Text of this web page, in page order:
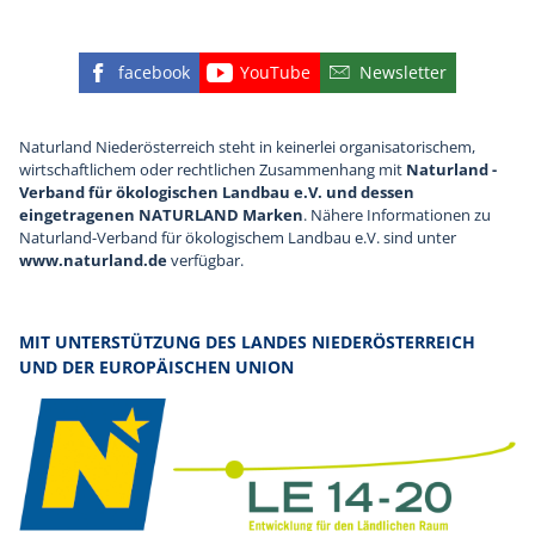
Finden Sie die eNu auf Facebook
facebook Besuchen Sie den
YouTube Abonnieren Sie
Newsletter
Naturland Niederösterreich steht in keinerlei organisatorischem,
wirtschaftlichem oder rechtlichen Zusammenhang mit Naturland -
Verband für ökologischen Landbau e.V. und dessen
eingetragenen NATURLAND Marken. Nähere Informationen zu
Naturland-Verband für ökologischem Landbau e.V. sind unter
www.naturland.deverfügbar.
MIT UNTERSTÜTZUNG DES LANDES NIEDERÖSTERREICH
UND DER EUROPÄISCHEN UNION